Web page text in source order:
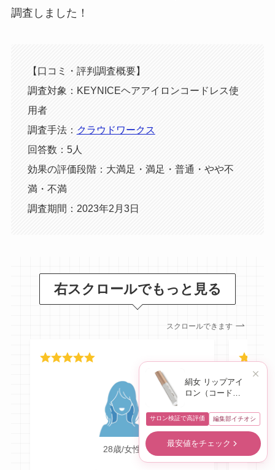
調査しました！
【口コミ・評判調査概要】
調査対象：KEYNICEヘアアイロンコードレス使
用者
調査手法： クラウドワークス
回答数：5人
効果の評価段階：大満足・満足・普通・やや不
満・不満
調査期間：2023年2月3日
右スクロールでもっと見る
スクロールできます
28歳/女性
絹女 リップアイ
ロン（コードレ
サロン検証で高評価 編集部イチオシ
最安値をチェック